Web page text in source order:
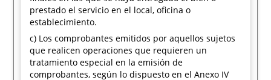
prestado el servicio en el local, oficina o
establecimiento.
c) Los comprobantes emitidos por aquellos sujetos
que realicen operaciones que requieren un
tratamiento especial en la emisión de
comprobantes, según lo dispuesto en el Anexo IV